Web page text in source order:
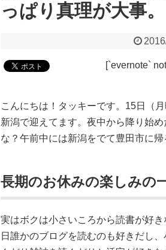
っぱり真理が大事。
[`evernote`
こんにちは！タッキーです。15日（
新潟で迎えてます。夜中から降り始
な？午前中には新潟をでて豊田市に
長期のお休みの楽しみの
実はボクは小さいころから読書が好
日誰かのブログを読むのも好きだし